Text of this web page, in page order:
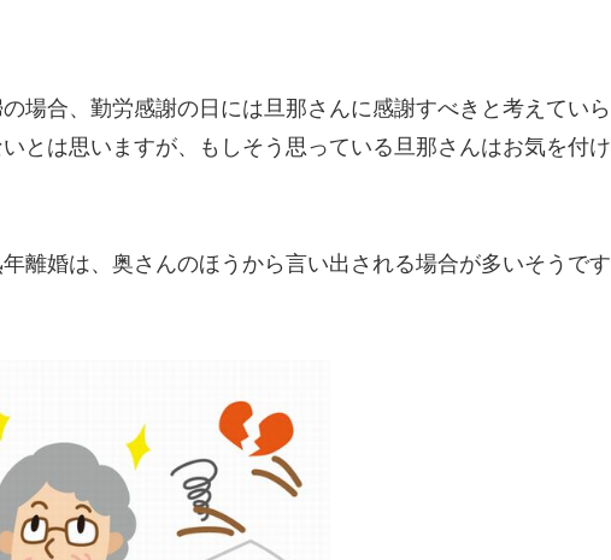
場合、勤労感謝の日には旦那さんに感謝すべきと考えていら
とは思いますが、もしそう思っている旦那さんはお気を付け
離婚は、奥さんのほうから言い出される場合が多いそうです